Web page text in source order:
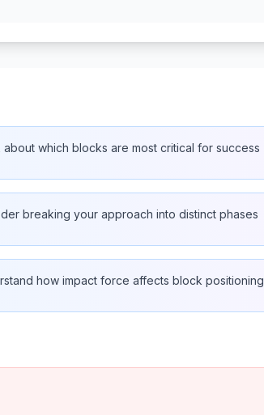
about which blocks are most critical for success
breaking your approach into distinct phases
how impact force affects block positioning